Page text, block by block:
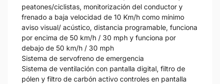
peatones/ciclistas, monitorización del conductor y
frenado a baja velocidad de 10 Km/h como mínimo
aviso visual/ acústico, distancia programable, funciona
por encima de 50 km/h / 30 mph y funciona por
debajo de 50 km/h / 30 mph
Sistema de servofreno de emergencia
Sistema de ventilación con pantalla digital, filtro de
pólen y filtro de carbón activo controles en pantalla